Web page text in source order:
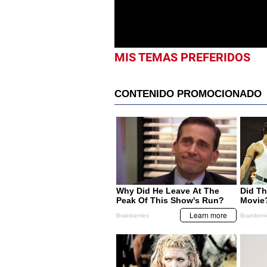
MIS TEMAS PREFERIDOS